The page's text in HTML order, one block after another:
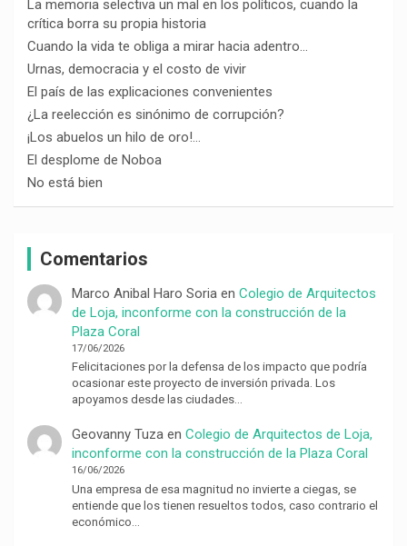
La memoria selectiva un mal en los políticos, cuando la
crítica borra su propia historia
Cuando la vida te obliga a mirar hacia adentro…
Urnas, democracia y el costo de vivir
El país de las explicaciones convenientes
¿La reelección es sinónimo de corrupción?
¡Los abuelos un hilo de oro!…
El desplome de Noboa
No está bien
Comentarios
Marco Anibal Haro Soriaen Colegio de Arquitectos
de Loja, inconforme con la construcción de la
Plaza Coral
17/06/2026
Felicitaciones por la defensa de los impacto que podría
ocasionar este proyecto de inversión privada. Los
apoyamos desde las ciudades…
Geovanny Tuzaen Colegio de Arquitectos de Loja,
inconforme con la construcción de la Plaza Coral
16/06/2026
Una empresa de esa magnitud no invierte a ciegas, se
entiende que los tienen resueltos todos, caso contrario el
económico…